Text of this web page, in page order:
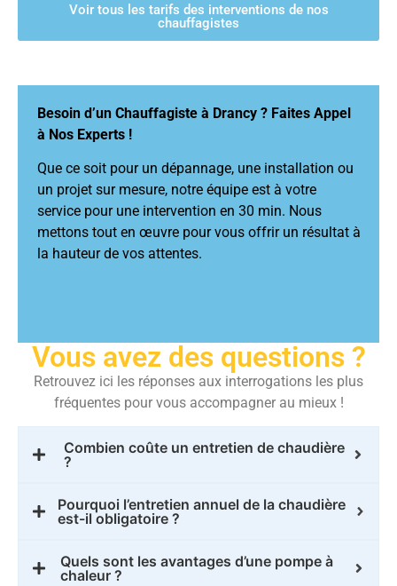
Voir tous les tarifs des interventions de nos
chauffagistes
Besoin d’un Chauffagiste à Drancy ? Faites Appel
à Nos Experts !
Que ce soit pour un dépannage, une installation ou
un projet sur mesure, notre équipe est à votre
service pour une intervention en 30 min. Nous
mettons tout en œuvre pour vous offrir un résultat à
la hauteur de vos attentes.
Vous avez des questions ?
Retrouvez ici les réponses aux interrogations les plus
fréquentes pour vous accompagner au mieux !
Combien coûte un entretien de chaudière
?
Pourquoi l’entretien annuel de la chaudière
est-il obligatoire ?
Quels sont les avantages d’une pompe à
chaleur ?